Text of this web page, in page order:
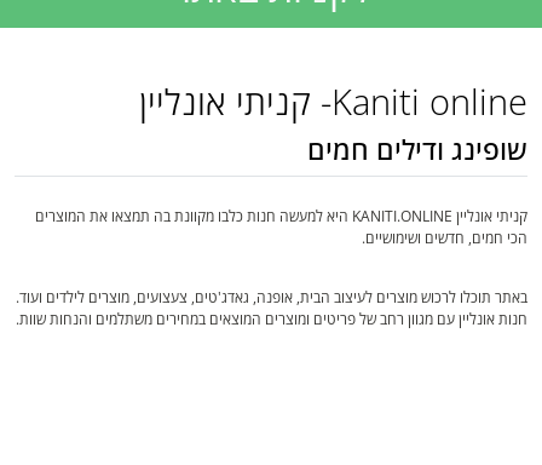
Kaniti online- קניתי אונליין
שופינג ודילים חמים
קניתי אונליין KANITI.ONLINE היא למעשה חנות כלבו מקוונת בה תמצאו את המוצרים
הכי חמים, חדשים ושימושיים.
באתר תוכלו לרכוש מוצרים לעיצוב הבית, אופנה, גאדג'טים, צעצועים, מוצרים לילדים ועוד.
חנות אונליין עם מגוון רחב של פריטים ומוצרים המוצאים במחירים משתלמים והנחות שוות.